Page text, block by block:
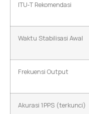
ITU‑T Rekomendasi
Waktu Stabilisasi Awal
Frekuensi Output
Akurasi 1PPS (terkunci)